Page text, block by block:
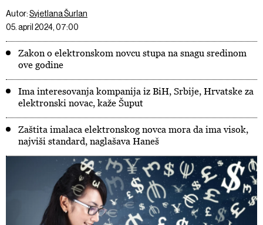
Autor:Svjetlana Šurlan
05. april 2024, 07:00
Zakon o elektronskom novcu stupa na snagu sredinom
ove godine
Ima interesovanja kompanija iz BiH, Srbije, Hrvatske za
elektronski novac, kaže Šuput
Zaštita imalaca elektronskog novca mora da ima visok,
najviši standard, naglašava Haneš